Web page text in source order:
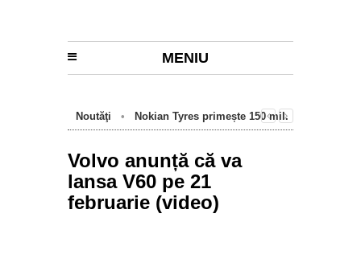
MENIU
Noutăţi •
Nokian Tyres primește 150 mil.
cu emisii zero de la Oradea
Volvo anunță că va
lansa V60 pe 21
februarie (video)